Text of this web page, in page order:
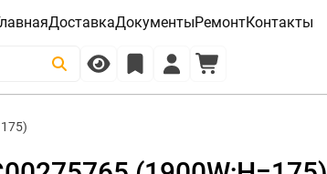
ДоставкаДокументыРемонтКонтакты